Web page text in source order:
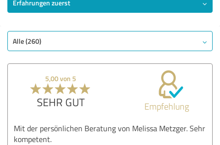
Qualität
Nutzen
Durchführung
Erfahrungen zuerst
Alle (260)
5,00 von 5
SEHR GUT Empfehlung
Mit der persönlichen Beratung von Melissa Metzger. Sehr
kompetent.